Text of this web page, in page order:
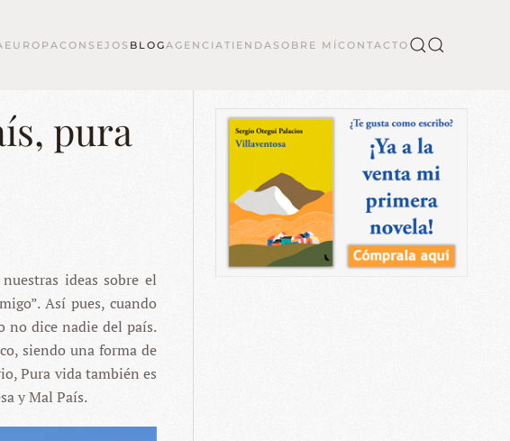
EUROPACONSEJOS BLOGAGENCIATIENDASOBRE MÍCONTACTO
pura
ideas sobre el
Así pues, cuando
no dice nadie del país.
siendo una forma de
Pura vida también es
y Mal País.